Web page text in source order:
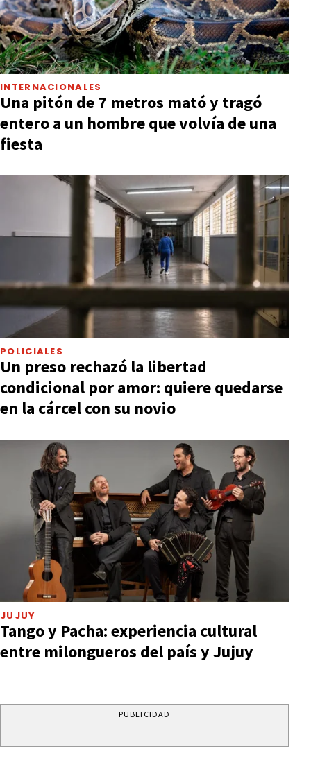
INTERNACIONALES
Una pitón de 7 metros mató y tragó
entero a un hombre que volvía de una
fiesta
POLICIALES
Un preso rechazó la libertad
condicional por amor: quiere quedarse
en la cárcel con su novio
JUJUY
Tango y Pacha: experiencia cultural
entre milongueros del país y Jujuy
PUBLICIDAD